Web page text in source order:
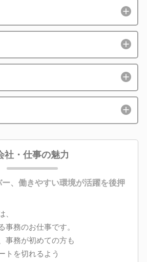
社・仕事の魅力
、働きやすい環境が活躍を後押
、
事務のお仕事です。
事務が初めての方も
トを切れるよう